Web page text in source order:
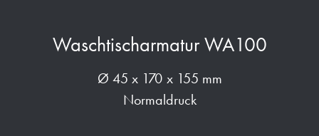
Waschtischarmatur WA100
Ø 45 x 170 x 155 mm
Normaldruck